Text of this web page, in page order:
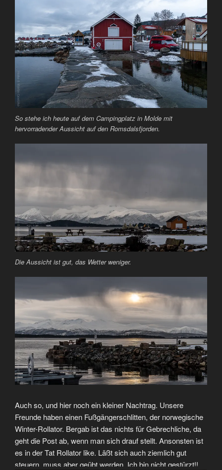
So stehe ich heute auf dem Campingplatz in Molde mit
hervorradender Aussicht auf den Romsdalsfjorden.
Die Aussicht ist gut, das Wetter weniger.
Auch so, und hier noch ein kleiner Nachtrag. Unsere
Freunde haben einen Fußgängerschlitten, der norwegische
Winter-Rollator. Bergab ist das nichts für Gebrechliche, da
geht die Post ab, wenn man sich drauf stellt. Ansonsten ist
es in der Tat Rollator like. Läßt sich auch ziemlich gut
steuern, muss aber geübt werden. Ich bin nicht gestürzt!!